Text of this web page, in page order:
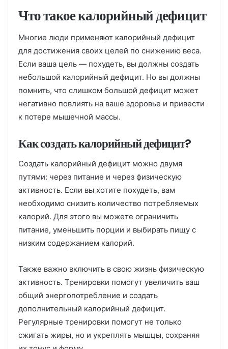
Что такое калорийный дефицит
Многие люди применяют калорийный дефицит
для достижения своих целей по снижению веса.
Если ваша цель — похудеть, вы должны создать
небольшой калорийный дефицит. Но вы должны
помнить, что слишком большой дефицит может
негативно повлиять на ваше здоровье и привести
к потере мышечной массы.
Как создать калорийный дефицит?
Создать калорийный дефицит можно двумя
путями: через питание и через физическую
активность. Если вы хотите похудеть, вам
необходимо снизить количество потребляемых
калорий. Для этого вы можете ограничить
питание, уменьшить порции и выбирать пищу с
низким содержанием калорий.
Также важно включить в свою жизнь физическую
активность. Тренировки помогут увеличить ваш
общий энергопотребление и создать
дополнительный калорийный дефицит.
Регулярные тренировки помогут не только
сжигать жиры, но и укреплять мышцы, сохраняя